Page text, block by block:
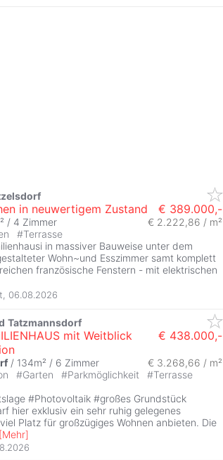
in neuwertigem Zustand € 389.000,-
/ 4 Zimmer
€ 2.222,86 / m²
#Terrasse
in massiver Bauweise unter dem
Wohn~und Esszimmer samt komplett
französische Fenstern - mit elektrischen
, 06.08.2026
Tatzmannsdorf
mit Weitblick
€ 438.000,-
/ 134m² / 6 Zimmer
€ 3.268,66 / m²
#Garten #Parkmöglichkeit #Terrasse
#Photovoltaik #großes Grundstück
hier exklusiv ein sehr ruhig gelegenes
Platz für großzügiges Wohnen anbieten. Die
[Mehr]